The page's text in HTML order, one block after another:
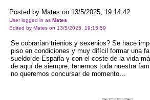
Posted by Mates on 13/5/2025, 19:14:42
User logged in as Mates
Edited by Mates on 13/5/2025, 19:15:59
Se cobrarían trienios y sexenios? Se hace
piso en condiciones y muy difícil formar una
sueldo de España y con el coste de la vida
de aquí de siempre, tenemos toda nuestra
no queremos concursar de momento…